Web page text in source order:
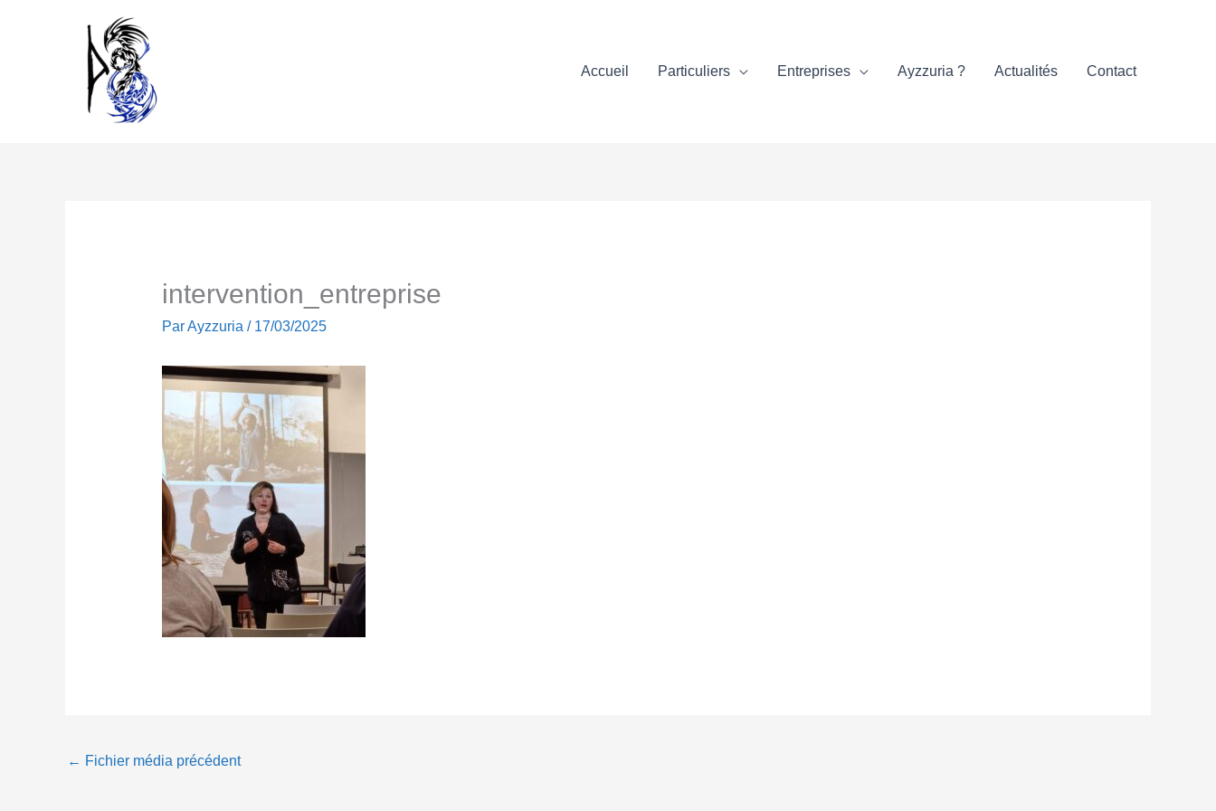
Accueil
Particuliers Entreprises Ayzzuria ? Actualités Contact
intervention_entreprise
ParAyzzuria / 17/03/2025
← Fichier média précédent